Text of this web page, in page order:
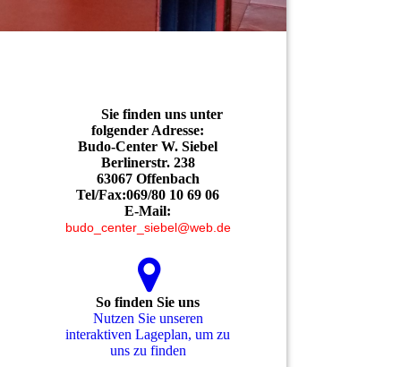
Sie finden uns unter
folgender Adresse:
Budo-Center W. Siebel
Berlinerstr. 238
63067 Offenbach
Tel/Fax:069/80 10 69 06
E-Mail:
budo_center_siebel@web.de
So finden Sie uns
Nutzen Sie unseren
interaktiven La­ge­plan, um zu
uns zu finden